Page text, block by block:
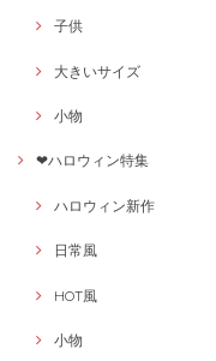
子供
大きいサイズ
小物
❤ハロウィン特集
ハロウィン新作
日常風
HOT風
小物